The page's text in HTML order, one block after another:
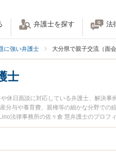
弁護士を探す 法
に強い弁護士 大分県で親子交流（面
士
休日面談に対応している弁護士、解決
与や養育費、親権等の細かな分野での
法律事務所の佐々倉 慧弁護士のプロフ
士に相談したい』『親子交流（面会交
に相談予約したい』などでお困りの相談